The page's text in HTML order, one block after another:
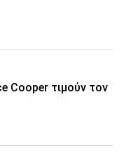
Cooper τιμούν τον